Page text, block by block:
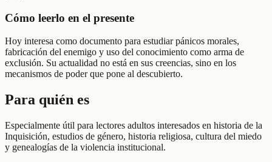
Cómo leerlo en el presente
Hoy interesa como documento para estudiar pánicos morales,
fabricación del enemigo y uso del conocimiento como arma de
exclusión. Su actualidad no está en sus creencias, sino en los
mecanismos de poder que pone al descubierto.
Para quién es
Especialmente útil para lectores adultos interesados en historia de la
Inquisición, estudios de género, historia religiosa, cultura del miedo
y genealogías de la violencia institucional.